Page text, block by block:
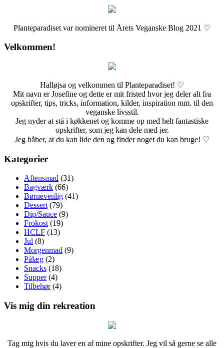
Planteparadiset var nomineret til Årets Veganske Blog 2021 ♡
Velkommen!
Halløjsa og velkommen til Planteparadiset! ♡
Mit navn er Josefine og dette er mit fristed hvor jeg deler alt fra
opskrifter, tips, tricks, information, kilder, inspiration mm. til den
veganske livsstil.
Jeg nyder at stå i køkkenet og komme op med helt fantastiske
opskrifter, som jeg kan dele med jer.
Jeg håber, at du kan lide den og finder noget du kan bruge! ♡
Kategorier
Aftensmad (31)
Bagværk (66)
Børnevenlig (41)
Dessert(79)
Dip/Sauce (9)
Frokost(19)
HCLF (13)
Jul (8)
Morgenmad (9)
Pålæg (2)
Snacks (18)
Supper(4)
Tilbehør(4)
Vis mig din rekreation
Tag mig hvis du laver en af mine opskrifter. Jeg vil så gerne se alle